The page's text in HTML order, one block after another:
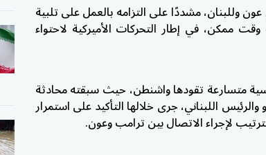
وللبنان، مشددًا على التزامه بالعمل على تلبية
ممكن، في إطار التحركات الأميركية لاحتواء
متسارعة تقودها واشنطن، حيث سبقته محادثة
اللبناني، جرى خلالها التأكيد على استمرار
لإجراء الاتصال بين ترامب وعون.